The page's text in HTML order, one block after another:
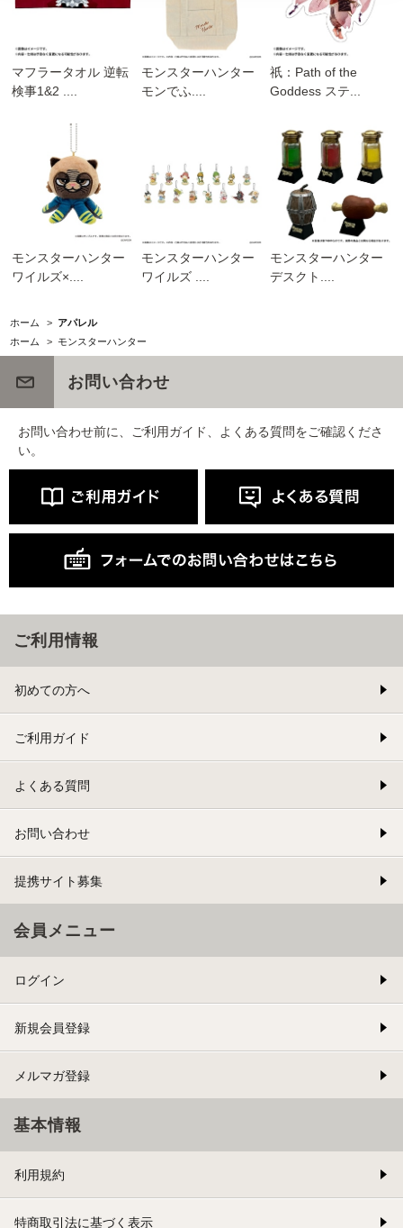
マフラータオル 逆転
検事1&2 ....
モンスターハンター
モンでふ....
祇：Path of the
Goddess ステ...
モンスターハンター
ワイルズ×....
モンスターハンター
ワイルズ ....
モンスターハンター
デスクト....
ホーム > アパレル
ホーム
> モンスターハンター
お問い合わせ
お問い合わせ前に、ご利用ガイド、よくある質問をご確認くださ
い。
ご利用情報
初めての方へ
ご利用ガイド
よくある質問
お問い合わせ
提携サイト募集
会員メニュー
ログイン
新規会員登録
メルマガ登録
基本情報
利用規約
特商取引法に基づく表示